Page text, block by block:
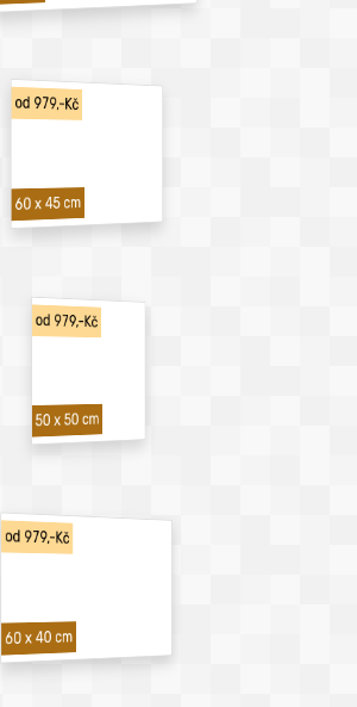
od 979,-Kč
60 x 45 cm
od 979,-Kč
50 x 50 cm
od 979,-Kč
60 x 40 cm